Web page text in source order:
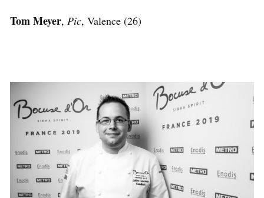
Tom Meyer, Pic, Valence (26)